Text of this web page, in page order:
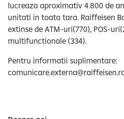
lucreaza aproximativ 4.800 de
unitati in toata tara. Raiffeisen
extinse de ATM-uri(770), POS-
multifunctionale (334).
Pentru informatii suplimentare: